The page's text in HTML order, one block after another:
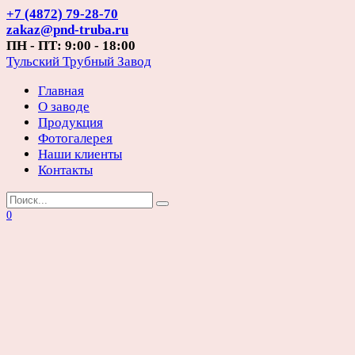
Перейти
к
содержанию
+7 (4872) 79-28-70
zakaz@pnd-truba.ru
ПН - ПТ: 9:00 - 18:00
Тульский Трубный Завод
Главная
О заводе
Продукция
Фотогалерея
Наши клиенты
Контакты
Search
for:
0